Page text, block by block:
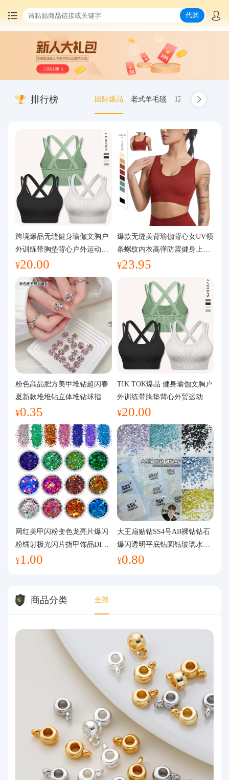
中国商品代购
集运服务
最新公告
物流资讯
代购问答
关于我们
代购
排行榜 国际爆品 老式羊毛毯 12.00-20 truck
跨境爆品无缝健身瑜伽文胸户
外训练带胸垫背心户外运动瑜
伽服女
¥20.00
爆款无缝美背瑜伽背心女UV领
条螺纹内衣高弹防震健身上装
运动文胸
¥23.95
粉色高品肥方美甲堆钻超闪春
夏新款堆堆钻立体堆钻球指甲
装饰品
¥0.35
TIK TOK爆品 健身瑜伽文胸户
外训练带胸垫背心外贸运动瑜
伽服女
¥20.00
网红美甲闪粉变色龙亮片爆闪
粉镭射极光闪片指甲饰品DIY
手工流麻
¥1.00
大王扇贴钻SS4号AB裸钻钻石
爆闪透明平底钻圆钻玻璃水钻
美甲钻饰
¥0.80
商品分类 全部